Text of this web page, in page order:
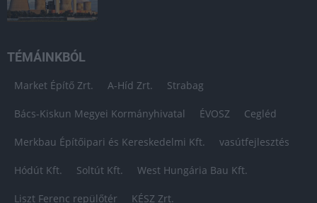
TÉMÁINKBÓL
Market Építő Zrt. A-Híd Zrt. Strabag
Bács-Kiskun Megyei Kormányhivatal ÉVOSZ Cegléd
Merkbau Építőipari és Kereskedelmi Kft. vasútfejlesztés
Hódút Kft. Soltút Kft. West Hungária Bau Kft.
Liszt Ferenc repülőtér KÉSZ Zrt.